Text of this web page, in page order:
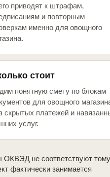
приводят к штрафам,
и повторным
именно для овощного
стоит
понятную смету по блокам
для овощного
скрытых платежей и
услуг.
ОКВЭД не соответствуют
фактически занимается